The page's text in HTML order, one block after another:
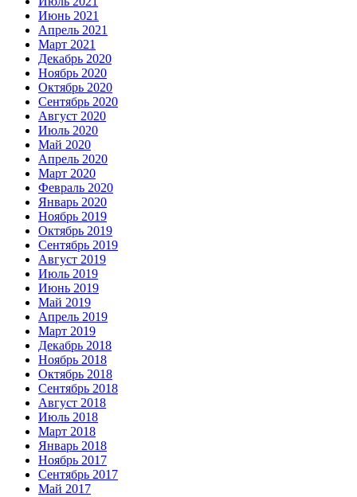
Июнь 2021
Апрель 2021
Март 2021
Декабрь 2020
Ноябрь 2020
Октябрь 2020
Сентябрь 2020
Август 2020
Июль 2020
Май 2020
Апрель 2020
Март 2020
Февраль 2020
Январь 2020
Ноябрь 2019
Октябрь 2019
Сентябрь 2019
Август 2019
Июль 2019
Июнь 2019
Май 2019
Апрель 2019
Март 2019
Декабрь 2018
Ноябрь 2018
Октябрь 2018
Сентябрь 2018
Август 2018
Июль 2018
Март 2018
Январь 2018
Ноябрь 2017
Сентябрь 2017
Май 2017